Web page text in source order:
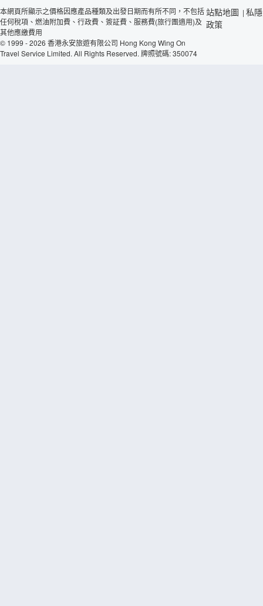
本網頁所顯示之價格因應產品種類及出發日期而有所不同，不包括
任何稅項、燃油附加費、行政費、簽証費、服務費(旅行團適用)及
其他應繳費用
© 1999 - 2026 香港永安旅遊有限公司 Hong Kong Wing On
Travel Service Limited. All Rights Reserved. 牌照號碼: 350074
站點地圖 | 私隱
政策